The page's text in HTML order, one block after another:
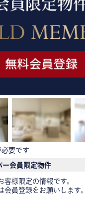
要です
ー会員限定物件
客様限定の情報です。
会員登録をお願いします。